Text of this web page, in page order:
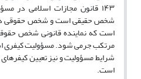
۱۴۳ قانون مجازات اسلامی
شخص حقیقی است و شخص حقوقی
است که نماینده قانونی شخص
مرتکب جرمی شود. مسؤولیت کیفری
شرایط مسؤولیت و نیز تعیین
است.